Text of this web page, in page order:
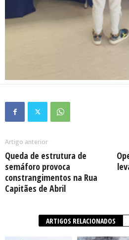
Artigo anterior
Queda de estrutura de
semáforo provoca
constrangimentos na Rua
Capitães de Abril
ARTIGOS RELACIONADOS